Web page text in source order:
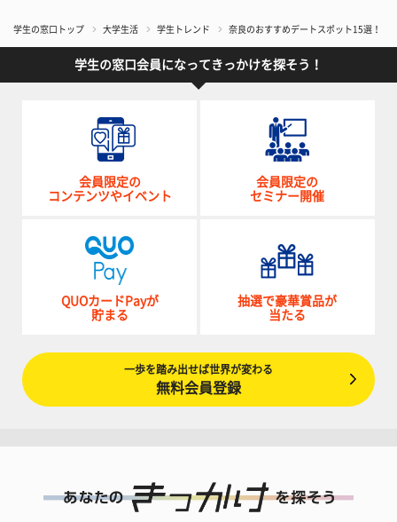
学生の窓口トップ 大学生活 学生トレンド 奈良のおすすめデートスポット15選！ カ
学生の窓口会員になってきっかけを探そう！
会員限定の
コンテンツやイベント
会員限定の
セミナー開催
QUOカードPayが
貯まる
抽選で豪華賞品が
当たる
一歩を踏み出せば世界が変わる
無料会員登録